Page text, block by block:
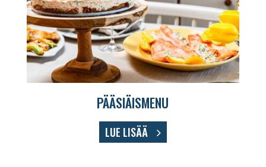
PÄÄSIÄISMENU
LUE LISÄÄ